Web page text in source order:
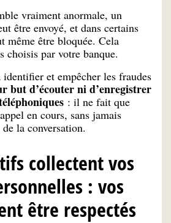
vraiment anormale, un
être envoyé, et dans certains
même être bloquée. Cela
choisis par votre banque.
et empêcher les fraudes
but d’écouter ni d’enregistrer
: il ne fait que
en cours, sans jamais
la conversation.
collectent vos
: vos
être respectés